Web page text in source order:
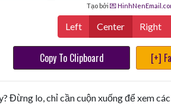
Tạo bởi 💌
Left Center Right
Copy To Clipboard [+]
Đừng lo, chỉ cần cuộn xuống để xem